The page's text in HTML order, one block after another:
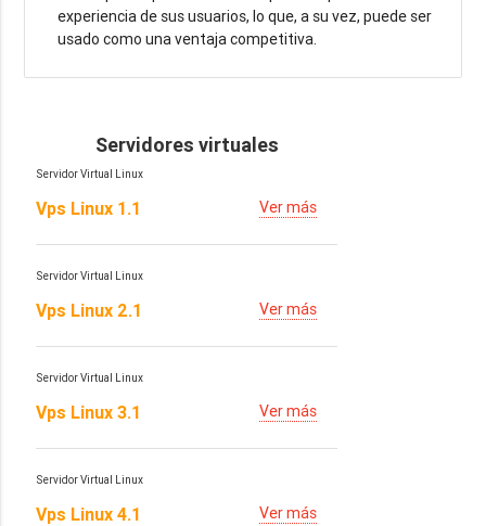
experiencia de sus usuarios, lo que, a su vez, puede ser
usado como una ventaja competitiva.
Servidores virtuales
Servidor Virtual Linux
Vps Linux 1.1 Ver más
Servidor Virtual Linux
Vps Linux 2.1 Ver más
Servidor Virtual Linux
Vps Linux 3.1 Ver más
Servidor Virtual Linux
Vps Linux 4.1 Ver más